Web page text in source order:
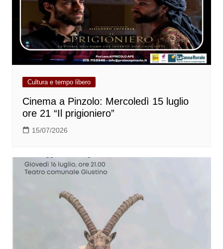
Cultura e tempo libero
Cinema a Pinzolo: Mercoledì 15 luglio
ore 21 “Il prigioniero”
15/07/2026